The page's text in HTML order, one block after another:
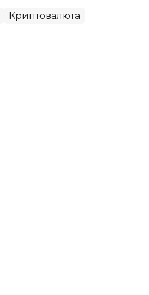
Криптовалюта